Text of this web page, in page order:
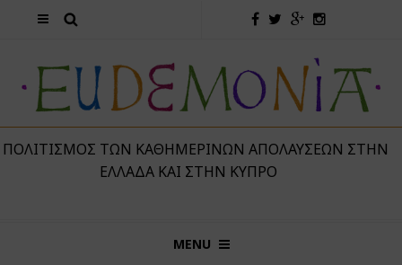
ΤΩΝ ΚΑΘΗΜΕΡΙΝΏΝ ΑΠΟΛΑΎΣΕΩΝ ΣΤΗΝ
ΕΛΛΆΔΑ ΚΑΙ ΣΤΗΝ ΚΎΠΡΟ
MENU